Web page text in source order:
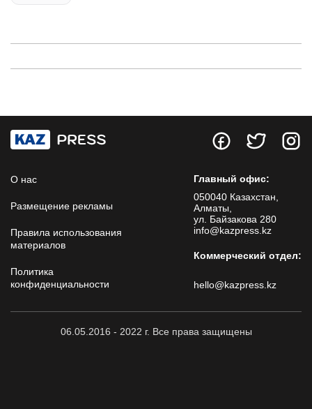
О нас
Размещение рекламы
Правила использования
материалов
Политика
конфиденциальности
Главный офис:
050040 Казахстан,
Алматы,
ул. Байзакова 280
info@kazpress.kz
Коммерческий отдел:
hello@kazpress.kz
06.05.2016 - 2022 г. Все права защищены